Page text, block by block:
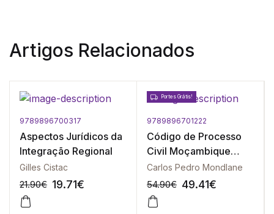
Artigos Relacionados
9789896700317
Aspectos Jurídicos da
Integração Regional
Gilles Cistac
21.90€ 19.71€
Portes Grátis!
9789896701222
Código de Processo
Civil Moçambique
Anotado e Comentado
3ª Edição
Carlos Pedro Mondlane
54.90€ 49.41€